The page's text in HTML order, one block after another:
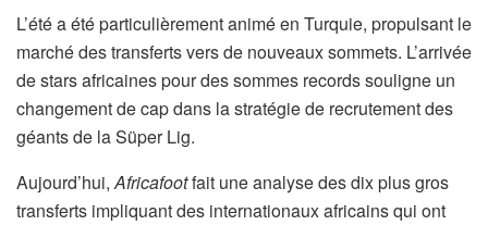
L’été a été particulièrement animé en Turquie, propulsant le
marché des transferts vers de nouveaux sommets. L’arrivée
de stars africaines pour des sommes records souligne un
changement de cap dans la stratégie de recrutement des
géants de la Süper Lig.
Aujourd’hui,Africafootfait une analyse des dix plus gros
transferts impliquant des internationaux africains qui ont